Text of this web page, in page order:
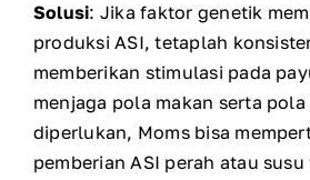
Solusi: Jika faktor genetik
produksi ASI, tetaplah
memberikan stimulasi pada
menjaga pola makan serta
diperlukan, Moms bisa
pemberian ASI perah atau